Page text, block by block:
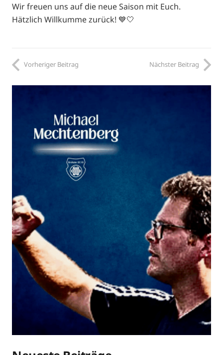
Wir freuen uns auf die neue Saison mit Euch.
Hätzlich Willkumme zurück! 💙🤍
Vorheriger Beitrag Nächster Beitrag